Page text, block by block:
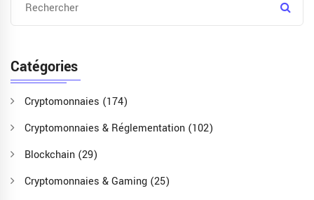
Catégories
Cryptomonnaies (174)
Cryptomonnaies & Réglementation (102)
Blockchain (29)
Cryptomonnaies & Gaming (25)